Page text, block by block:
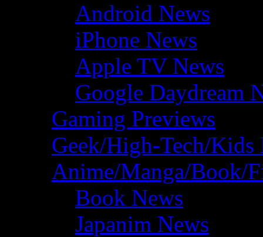
Android News
iPhone News
Apple TV News
Google Daydream
Gaming Previews
Geek/High-Tech/Kids
Anime/Manga/Book/
Book News
Japanim News